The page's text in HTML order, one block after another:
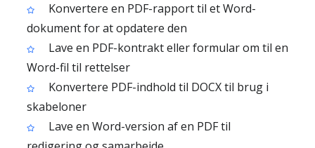
Konvertere en PDF-rapport til et Word-
dokument for at opdatere den
Lave en PDF-kontrakt eller formular om til en
Word-fil til rettelser
Konvertere PDF-indhold til DOCX til brug i
skabeloner
Lave en Word-version af en PDF til